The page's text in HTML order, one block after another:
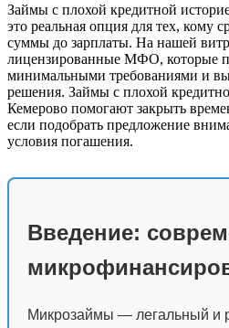
Займы с плохой кредитной
это реальная опция для тех, кому
суммы до зарплаты. На нашей
лицензированные МФО, которые
минимальными требованиями и
решения. Займы с плохой
Кемерово помогают закрыть
если подобрать предложение
условия погашения.
Введение:
Микрозаймы — легальный и